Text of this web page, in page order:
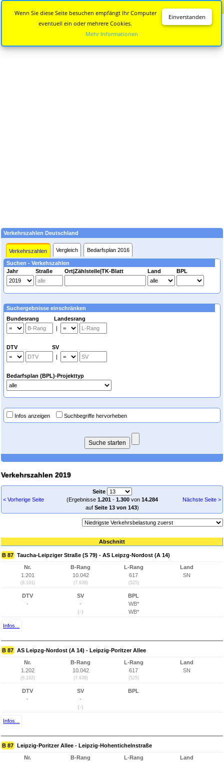
Verkehrszahlen Deutschland
Verkehrszahlen Vergleich Bedarfsplan 2016
Suchen - Verkehszahlen
Jahr
Straße Ort|Zählstelle|TK-Blatt Land BPL
Suchergebnisse einschränken
Bundesrang Landesrang
|
DTV SV
|
Bedarfsplan (BPL)-Projekttyp
Infos anzeigen Suchbegriffe hervorheben
Verkehrszahlen 2019
< Vorherige Seite
Seite
(Ergebnisse 1.201- 1.300von 14.284
auf Seite 13 von 143)
Nächste Seite >
Abschnitt
B 87 Taucha-Leipziger Straße (S 79) - AS Leipzg-Nordost (A 14)
Nr.
1.201
(8.191)
B-Rang
10.042
(7.638)
L-Rang
617
(525)
Land
SN
DTV
-
SV
-
(-)
BPL
WB*
WB*
Infos...
B 87 AS Leipzg-Nordost (A 14) - Leipzig-Poritzer Allee
Nr.
1.202
(8.192)
B-Rang
10.042
(7.638)
L-Rang
617
(525)
Land
SN
DTV
-
SV
-
(-)
BPL
Infos...
B 87 Leipzig-Poritzer Allee - Leipzig-Hohentichelnstraße
Nr.
B-Rang
L-Rang
Land
Einverstanden
Wenn Sie diese Seite besuchen empfängt Ihr Computer
eventuell ein oder mehrere Cookies.
Mehr Informationen